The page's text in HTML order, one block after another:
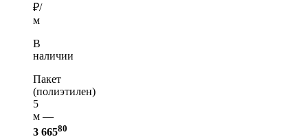
₽/
м
В
наличии
Пакет
(полиэтилен)
5
м —
3 66580